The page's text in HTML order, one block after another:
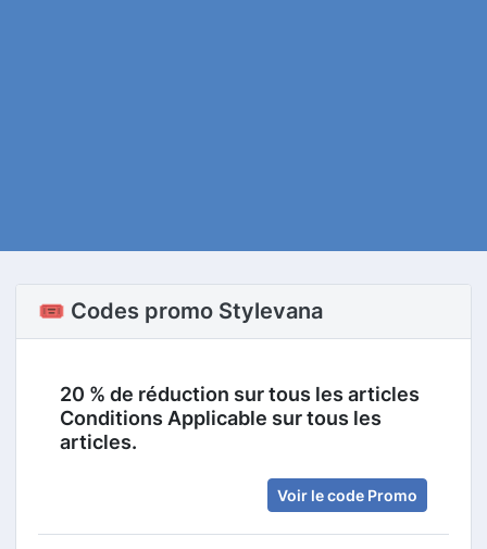
🎟️ Codes promo Stylevana
20 % de réduction sur tous les articles
Conditions Applicable sur tous les
articles.
Voir le code Promo